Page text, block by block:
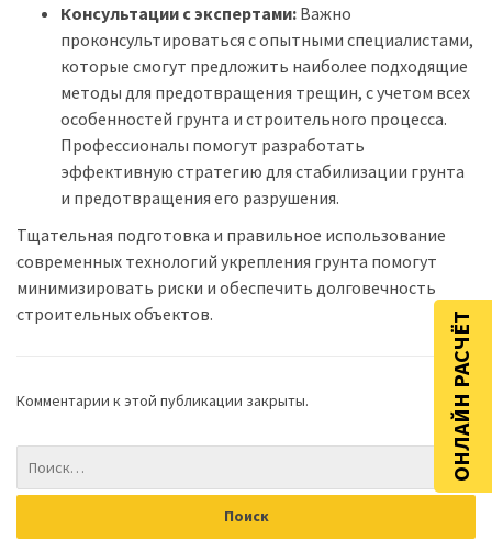
Консультации с экспертами: Важно
проконсультироваться с опытными специалистами,
которые смогут предложить наиболее подходящие
методы для предотвращения трещин, с учетом всех
особенностей грунта и строительного процесса.
Профессионалы помогут разработать
эффективную стратегию для стабилизации грунта
и предотвращения его разрушения.
Тщательная подготовка и правильное использование
современных технологий укрепления грунта помогут
минимизировать риски и обеспечить долговечность
строительных объектов.
Комментарии к этой публикации закрыты. ОНЛАЙН РАСЧЁТ